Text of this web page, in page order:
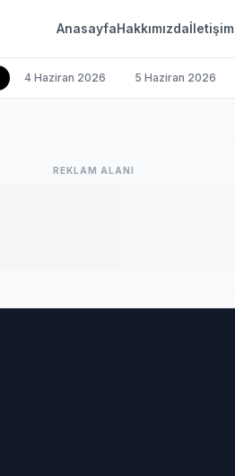
AnasayfaHakkımızdaİletişim
4 Haziran 2026 5 Haziran 2026
REKLAM ALANI